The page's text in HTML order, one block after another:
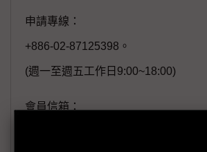
申請專線：
+886-02-87125398。
(週一至週五工作日9:00~18:00)
會員信箱：